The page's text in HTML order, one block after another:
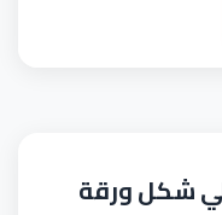
شكل ورقة